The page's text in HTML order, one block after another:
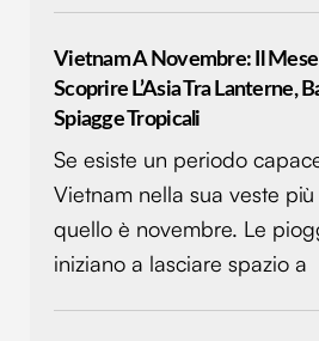
Vietnam A Novembre: Il
Scoprire L’Asia Tra Lanterne,
Spiagge Tropicali
Se esiste un periodo
Vietnam nella sua veste
quello è novembre. Le
iniziano a lasciare spazio a